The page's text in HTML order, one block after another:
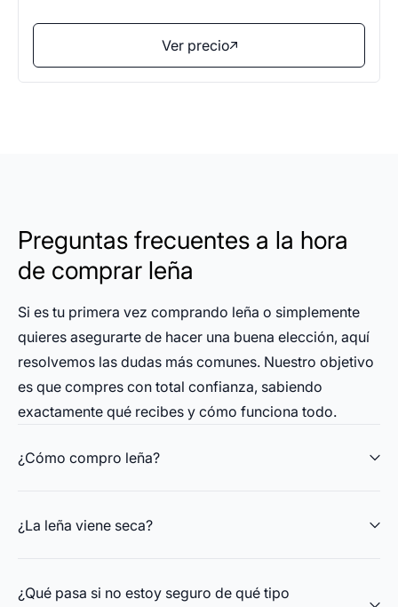
Ver precio
Preguntas frecuentes a la hora
de comprar leña
Si es tu primera vez comprando leña o simplemente
quieres asegurarte de hacer una buena elección, aquí
resolvemos las dudas más comunes. Nuestro objetivo
es que compres con total confianza, sabiendo
exactamente qué recibes y cómo funciona todo.
¿Cómo compro leña?
¿La leña viene seca?
¿Qué pasa si no estoy seguro de qué tipo